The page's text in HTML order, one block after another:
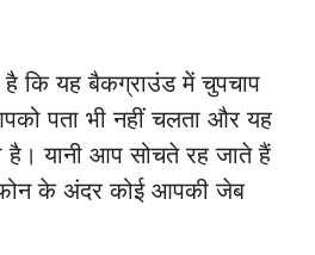
कि यह बैकग्राउंड में चुपचाप
पता भी नहीं चलता और यह
यानी आप सोचते रह जाते हैं
के अंदर कोई आपकी जेब